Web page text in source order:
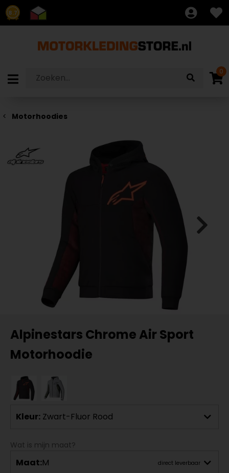
8.7
0
Motorhoodies
Alpinestars Chrome Air Sport
Motorhoodie
Kleur: Zwart-Fluor Rood
Wat is mijn maat?
Maat:M direct leverbaar